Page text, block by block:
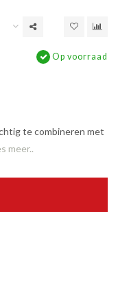
Op voorraad
te combineren met
meer..